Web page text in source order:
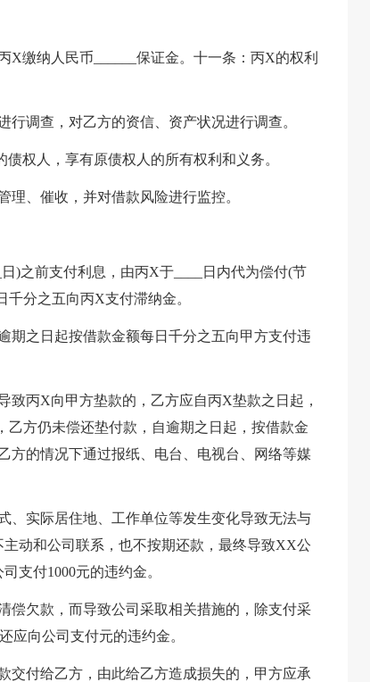
缴纳人民币______保证金。十一条：丙X的权利
调查，对乙方的资信、资产状况进行调查。
权人，享有原债权人的所有权利和义务。
、催收，并对借款风险进行监控。
)之前支付利息，由丙X于____日内代为偿付(节
分之五向丙X支付滞纳金。
期之日起按借款金额每日千分之五向甲方支付违
致丙X向甲方垫款的，乙方应自丙X垫款之日起，
方仍未偿还垫付款，自逾期之日起，按借款金
方的情况下通过报纸、电台、电视台、网络等媒
、实际居住地、工作单位等发生变化导致无法与
动和公司联系，也不按期还款，最终导致XX公
支付1000元的违约金。
偿欠款，而导致公司采取相关措施的，除支付采
应向公司支付元的违约金。
交付给乙方，由此给乙方造成损失的，甲方应承